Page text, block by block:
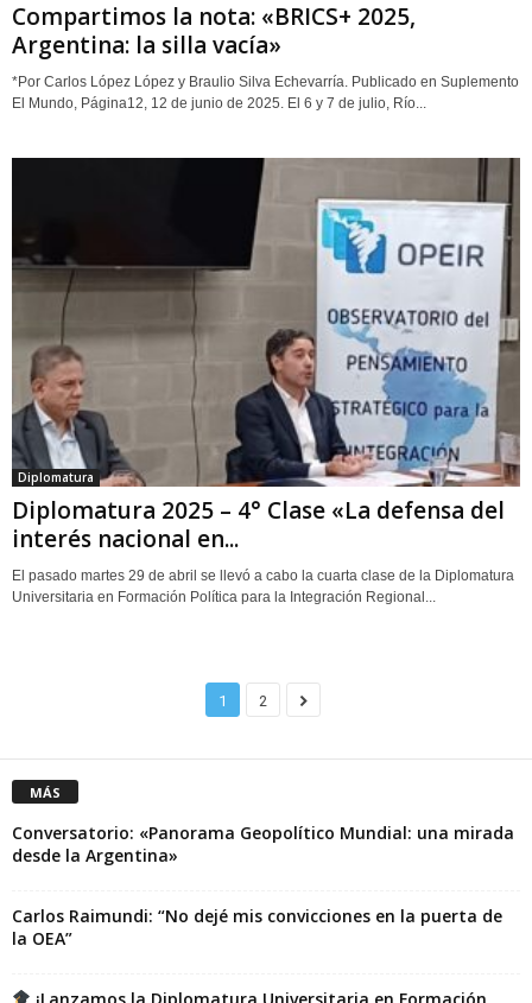
Compartimos la nota: «BRICS+ 2025,
Argentina: la silla vacía»
*Por Carlos López López y Braulio Silva Echevarría. Publicado en Suplemento
El Mundo, Página12, 12 de junio de 2025. El 6 y 7 de julio, Río...
Diplomatura
Diplomatura 2025 – 4° Clase «La defensa del
interés nacional en...
El pasado martes 29 de abril se llevó a cabo la cuarta clase de la Diplomatura
Universitaria en Formación Política para la Integración Regional...
1 2
MÁS
Conversatorio: «Panorama Geopolítico Mundial: una mirada
desde la Argentina»
Carlos Raimundi: “No dejé mis convicciones en la puerta de
la OEA”